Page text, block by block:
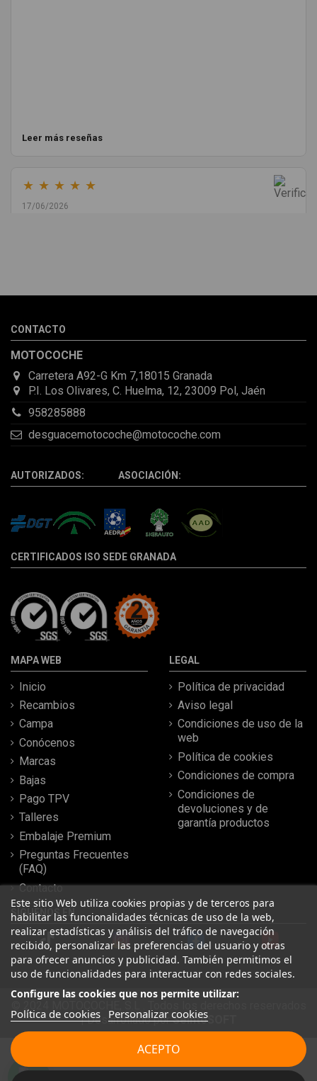
Leer más reseñas
★ ★ ★ ★ ★
17/06/2026
la pieza llegó correcta y bien embalada, además de llegarme 2
Leer más reseñas
CONTACTO
MOTOCOCHE
Carretera A92-G Km 7,18015 Granada
P.I. Los Olivares, C. Huelma, 12, 23009 Pol, Jaén
958285888
desguacemotocoche@motocoche.com
AUTORIZADOS: ASOCIACIÓN:
CERTIFICADOS ISO SEDE GRANADA
MAPA WEB
Inicio
Recambios
Campa
Conócenos
Marcas
Bajas
Pago TPV
Talleres
Embalaje Premium
Preguntas Frecuentes
(FAQ)
Contacto
LEGAL
Política de privacidad
Aviso legal
Condiciones de uso de la
web
Política de cookies
Condiciones de compra
Condiciones de
devoluciones y de
garantía productos
Este sitio Web utiliza cookies propias y de terceros para
habilitar las funcionalidades técnicas de uso de la web,
realizar estadísticas y análisis del tráfico de navegación
recibido, personalizar las preferencias del usuario y otras
para ofrecer anuncios y publicidad. También permitimos el
uso de funcionalidades para interactuar con redes sociales.
Configure las cookies que nos permite utilizar:
Política de cookies Personalizar cookies
ACEPTO
SÍGUENOS EN
| Desarrollado porSeintoSOFT